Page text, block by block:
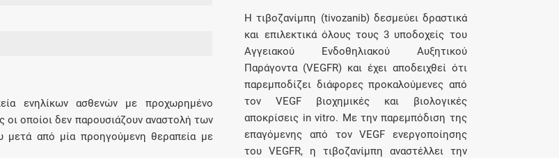
και ιατρικές πράξεις
ενηλίκων ασθενών με προχωρημένο
οι οποίοι δεν παρουσιάζουν αναστολή των
μετά από μία προηγούμενη θεραπεία με
Η τιβοζανίμπη (tivozanib) δεσμεύει δραστικά
και επιλεκτικά όλους τους 3 υποδοχείς του
Αγγειακού Ενδοθηλιακού Αυξητικού
Παράγοντα (VEGFR) και έχει αποδειχθεί ότι
παρεμποδίζει διάφορες προκαλούμενες από
τον VEGF βιοχημικές και βιολογικές
αποκρίσεις in vitro. Με την παρεμπόδιση της
επαγόμενης από τον VEGF ενεργοποίησης
του VEGFR, η τιβοζανίμπη αναστέλλει την